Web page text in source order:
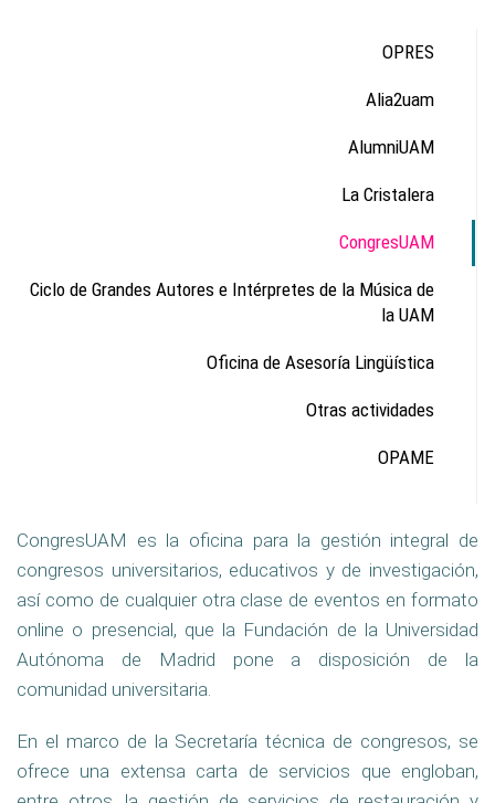
OPRES
Alia2uam
AlumniUAM
La Cristalera
CongresUAM
Ciclo de Grandes Autores e Intérpretes de la Música de
la UAM
Oficina de Asesoría Lingüística
Otras actividades
OPAME
CongresUAM es la oficina para la gestión integral de
congresos universitarios, educativos y de investigación,
así como de cualquier otra clase de eventos en formato
online o presencial, que la Fundación de la Universidad
Autónoma de Madrid pone a disposición de la
comunidad universitaria.
En el marco de la Secretaría técnica de congresos, se
ofrece una extensa carta de servicios que engloban,